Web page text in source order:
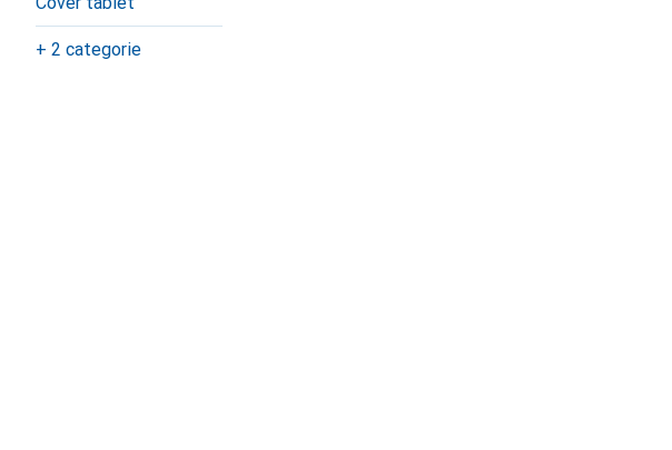
+ 2 categorie